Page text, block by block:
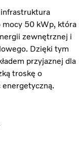
mocy 50 kWp, która
zewnętrznej i
Dzięki tym
przyjaznej dla
troskę o